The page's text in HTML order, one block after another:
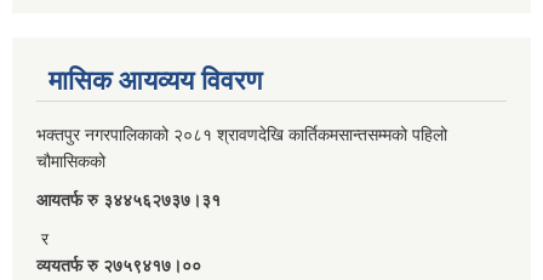
मासिक आयव्यय विवरण
भक्तपुर नगरपालिकाको २०८१ श्रावणदेखि कार्तिकमसान्तसम्मको पहिलो
चौमासिकको
आयतर्फ रु‌ ३४४५६२७३७।३१
र
व्ययतर्फ रु २७५९४१७।००